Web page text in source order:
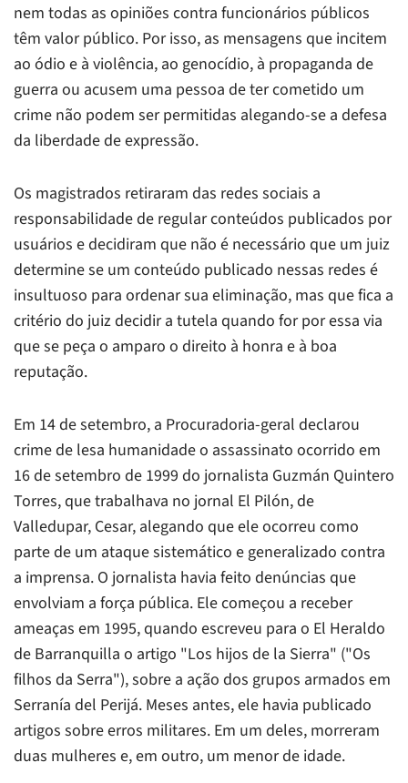
nem todas as opiniões contra funcionários públicos
têm valor público. Por isso, as mensagens que incitem
ao ódio e à violência, ao genocídio, à propaganda de
guerra ou acusem uma pessoa de ter cometido um
crime não podem ser permitidas alegando-se a defesa
da liberdade de expressão.
Os magistrados retiraram das redes sociais a
responsabilidade de regular conteúdos publicados por
usuários e decidiram que não é necessário que um juiz
determine se um conteúdo publicado nessas redes é
insultuoso para ordenar sua eliminação, mas que fica a
critério do juiz decidir a tutela quando for por essa via
que se peça o amparo o direito à honra e à boa
reputação.
Em 14 de setembro, a Procuradoria-geral declarou
crime de lesa humanidade o assassinato ocorrido em
16 de setembro de 1999 do jornalista Guzmán Quintero
Torres, que trabalhava no jornal El Pilón,de
Valledupar, Cesar, alegando que ele ocorreu como
parte de um ataque sistemático e generalizado contra
a imprensa. O jornalista havia feito denúncias que
envolviam a força pública. Ele começou a receber
ameaças em 1995, quando escreveu para o El Heraldo
de Barranquilla o artigo "Los hijos de la Sierra" ("Os
filhos da Serra"), sobre a ação dos grupos armados em
Serranía del Perijá. Meses antes, ele havia publicado
artigos sobre erros militares. Em um deles, morreram
duas mulheres e, em outro, um menor de idade.